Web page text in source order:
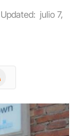
Updated: julio 7,